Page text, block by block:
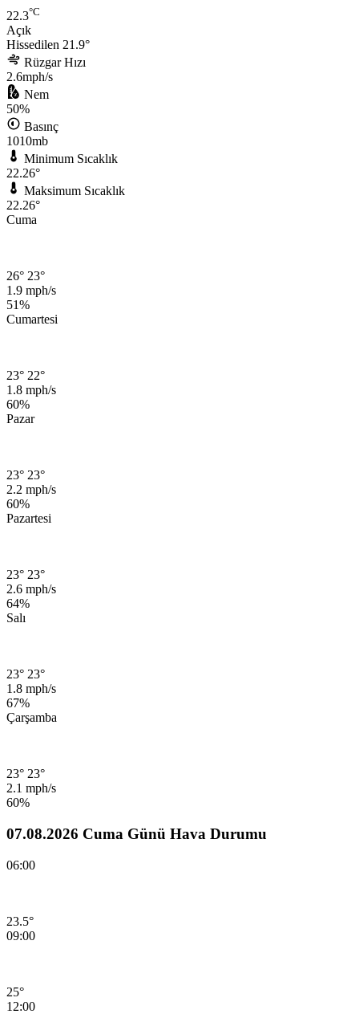
22.3°C
Açık
Hissedilen 21.9°
Rüzgar Hızı
2.6mph/s
Nem
50%
Basınç
1010mb
Minimum Sıcaklık
22.26°
Maksimum Sıcaklık
22.26°
Cuma
26° 23°
1.9 mph/s
51%
Cumartesi
23° 22°
1.8 mph/s
60%
Pazar
23° 23°
2.2 mph/s
60%
Pazartesi
23° 23°
2.6 mph/s
64%
Salı
23° 23°
1.8 mph/s
67%
Çarşamba
23° 23°
2.1 mph/s
60%
07.08.2026 Cuma Günü Hava Durumu
06:00
23.5°
09:00
25°
12:00